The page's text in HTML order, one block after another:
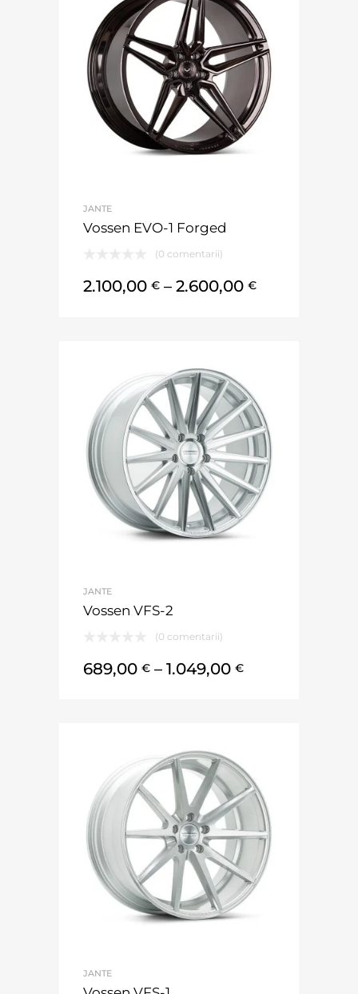
JANTE
Vossen EVO-1 Forged
(0 comentarii)
2.100,00 € – 2.600,00 €
JANTE
Vossen VFS-2
(0 comentarii)
689,00 € – 1.049,00 €
JANTE